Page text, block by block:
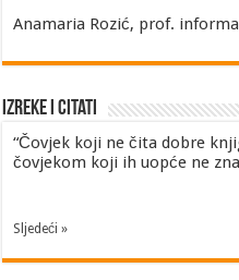
Anamaria Rozić, prof.
Izreke i Citati
“Čovjek koji ne čita dobre
čovjekom koji ih uopće ne
Sljedeći »